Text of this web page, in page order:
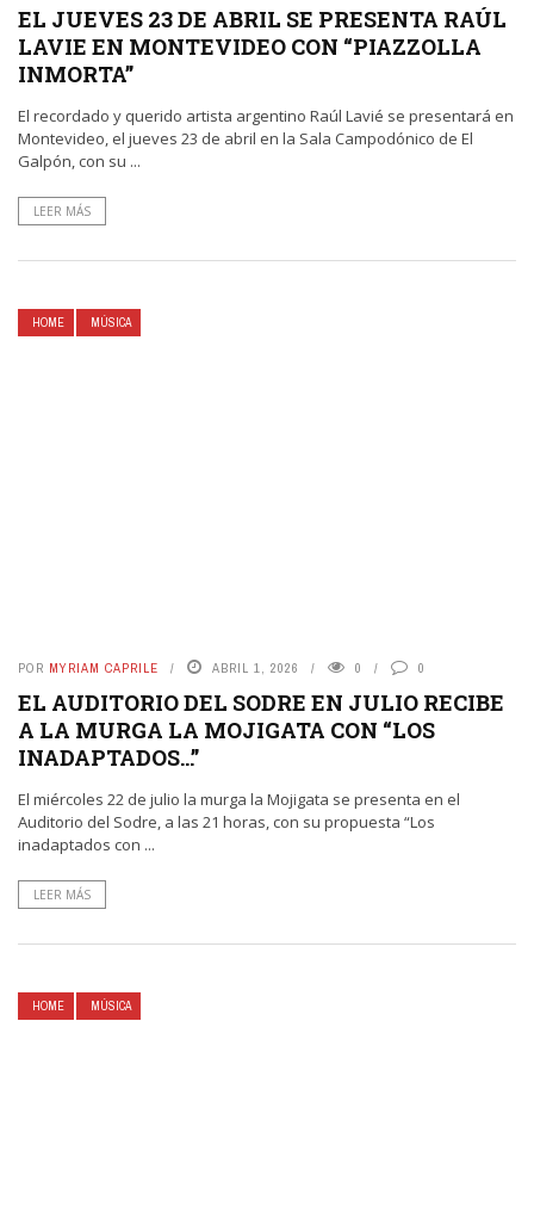
EL JUEVES 23 DE ABRIL SE PRESENTA RAÚL
LAVIE EN MONTEVIDEO CON “PIAZZOLLA
INMORTA”
El recordado y querido artista argentino Raúl Lavié se presentará en
Montevideo, el jueves 23 de abril en la Sala Campodónico de El
Galpón, con su ...
LEER MÁS
HOME MÚSICA
POR MYRIAM CAPRILE ABRIL 1, 2026 0 0
EL AUDITORIO DEL SODRE EN JULIO RECIBE
A LA MURGA LA MOJIGATA CON “LOS
INADAPTADOS…”
El miércoles 22 de julio la murga la Mojigata se presenta en el
Auditorio del Sodre, a las 21 horas, con su propuesta “Los
inadaptados con ...
LEER MÁS
HOME MÚSICA